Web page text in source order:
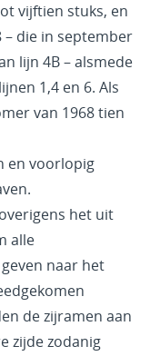
vijftien stuks, en
die in september
lijn 4B – alsmede
1,4 en 6. Als
van 1968 tien
en voorlopig
het uit
alle
naar het
de zijramen aan
zijde zodanig